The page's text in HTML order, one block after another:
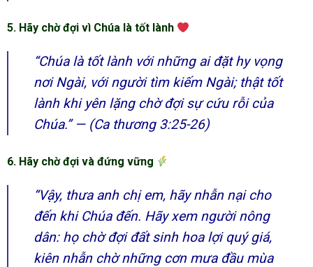
5. Hãy chờ đợi vì Chúa là tốt lành
“Chúa là tốt lành với những ai đặt hy vọng
nơi Ngài, với người tìm kiếm Ngài; thật tốt
lành khi yên lặng chờ đợi sự cứu rỗi của
Chúa.”— (Ca thương 3:25-26)
6. Hãy chờ đợi và đứng vững
“Vậy, thưa anh chị em, hãy nhẫn nại cho
đến khi Chúa đến. Hãy xem người nông
dân: họ chờ đợi đất sinh hoa lợi quý giá,
kiên nhẫn chờ những cơn mưa đầu mùa